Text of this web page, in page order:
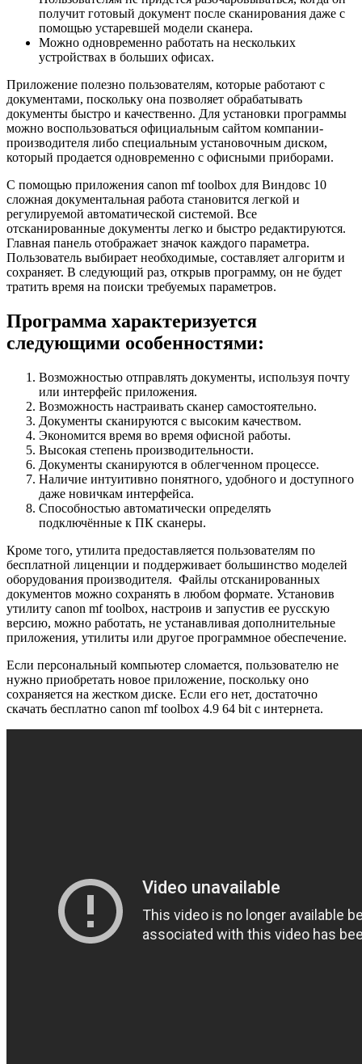
получит готовый документ после сканирования даже с
помощью устаревшей модели сканера.
Можно одновременно работать на нескольких
устройствах в больших офисах.
Приложение полезно пользователям, которые работают с
документами, поскольку она позволяет обрабатывать
документы быстро и качественно. Для установки программы
можно воспользоваться официальным сайтом компании-
производителя либо специальным установочным диском,
который продается одновременно с офисными приборами.
С помощью приложения canon mf toolbox для Виндовс 10
сложная документальная работа становится легкой и
регулируемой автоматической системой. Все
отсканированные документы легко и быстро редактируются.
Главная панель отображает значок каждого параметра.
Пользователь выбирает необходимые, составляет алгоритм и
сохраняет. В следующий раз, открыв программу, он не будет
тратить время на поиски требуемых параметров.
Программа характеризуется
следующими особенностями:
Возможностью отправлять документы, используя почту
или интерфейс приложения.
Возможность настраивать сканер самостоятельно.
Документы сканируются с высоким качеством.
Экономится время во время офисной работы.
Высокая степень производительности.
Документы сканируются в облегченном процессе.
Наличие интуитивно понятного, удобного и доступного
даже новичкам интерфейса.
Способностью автоматически определять
подключённые к ПК сканеры.
Кроме того, утилита предоставляется пользователям по
бесплатной лиценции и поддерживает большинство моделей
оборудования производителя. Файлы отсканированных
документов можно сохранять в любом формате. Установив
утилиту canon mf toolbox, настроив и запустив ее русскую
версию, можно работать, не устанавливая дополнительные
приложения, утилиты или другое программное обеспечение.
Если персональный компьютер сломается, пользователю не
нужно приобретать новое приложение, поскольку оно
сохраняется на жестком диске. Если его нет, достаточно
скачать бесплатно canon mf toolbox 4.9 64 bit с интернета.